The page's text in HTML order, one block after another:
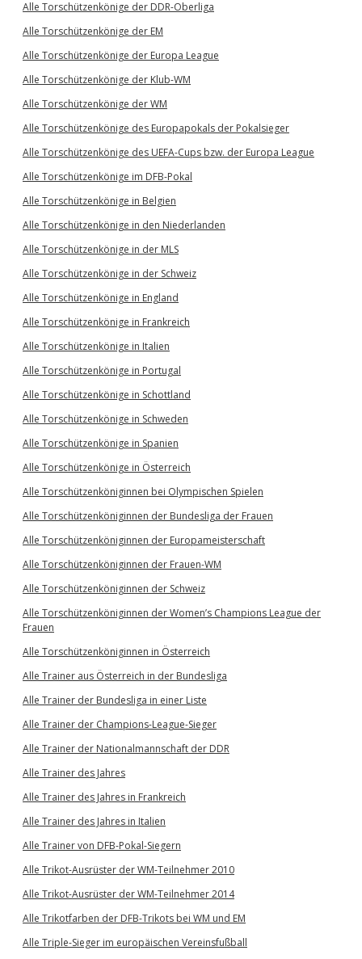
Alle Torschützenkönige der DDR-Oberliga
Alle Torschützenkönige der EM
Alle Torschützenkönige der Europa League
Alle Torschützenkönige der Klub-WM
Alle Torschützenkönige der WM
Alle Torschützenkönige des Europapokals der Pokalsieger
Alle Torschützenkönige des UEFA-Cups bzw. der Europa League
Alle Torschützenkönige im DFB-Pokal
Alle Torschützenkönige in Belgien
Alle Torschützenkönige in den Niederlanden
Alle Torschützenkönige in der MLS
Alle Torschützenkönige in der Schweiz
Alle Torschützenkönige in England
Alle Torschützenkönige in Frankreich
Alle Torschützenkönige in Italien
Alle Torschützenkönige in Portugal
Alle Torschützenkönige in Schottland
Alle Torschützenkönige in Schweden
Alle Torschützenkönige in Spanien
Alle Torschützenkönige in Österreich
Alle Torschützenköniginnen bei Olympischen Spielen
Alle Torschützenköniginnen der Bundesliga der Frauen
Alle Torschützenköniginnen der Europameisterschaft
Alle Torschützenköniginnen der Frauen-WM
Alle Torschützenköniginnen der Schweiz
Alle Torschützenköniginnen der Women’s Champions League der
Frauen
Alle Torschützenköniginnen in Österreich
Alle Trainer aus Österreich in der Bundesliga
Alle Trainer der Bundesliga in einer Liste
Alle Trainer der Champions-League-Sieger
Alle Trainer der Nationalmannschaft der DDR
Alle Trainer des Jahres
Alle Trainer des Jahres in Frankreich
Alle Trainer des Jahres in Italien
Alle Trainer von DFB-Pokal-Siegern
Alle Trikot-Ausrüster der WM-Teilnehmer 2010
Alle Trikot-Ausrüster der WM-Teilnehmer 2014
Alle Trikotfarben der DFB-Trikots bei WM und EM
Alle Triple-Sieger im europäischen Vereinsfußball